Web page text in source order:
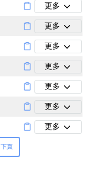
更多
更多
更多
更多
更多
更多
更多
下頁